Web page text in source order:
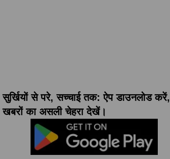
सुर्खियों से परे, सच्चाई तक: ऐप डाउनलोड करें,
खबरों का असली चेहरा देखें।